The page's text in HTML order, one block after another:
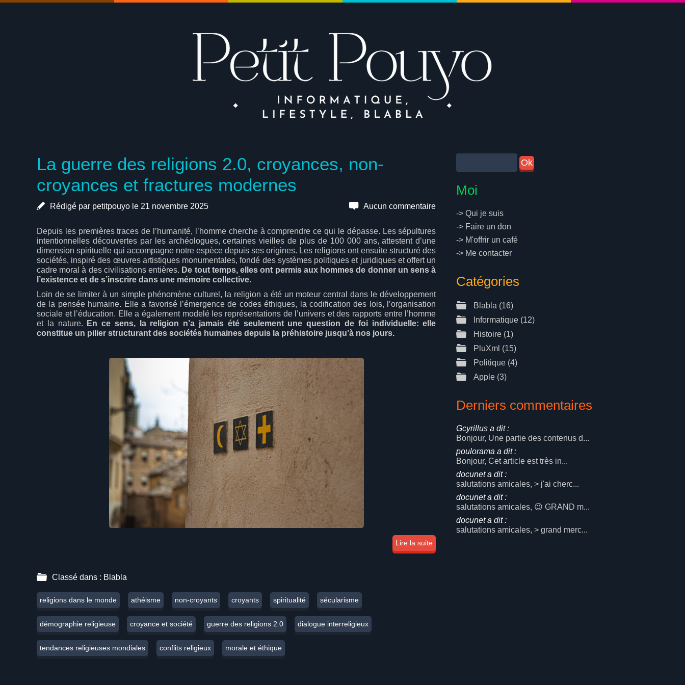
La guerre des religions 2.0, croyances, non-
croyances et fractures modernes
Rédigé par petitpouyo le 21 novembre 2025 Aucun commentaire
Depuis les premières traces de l’humanité, l’homme cherche à comprendre ce qui le dépasse. Les sépultures
intentionnelles découvertes par les archéologues, certaines vieilles de plus de 100 000 ans, attestent d’une
dimension spirituelle qui accompagne notre espèce depuis ses origines. Les religions ont ensuite structuré des
sociétés, inspiré des œuvres artistiques monumentales, fondé des systèmes politiques et juridiques et offert un
cadre moral à des civilisations entières. De tout temps, elles ont permis aux hommes de donner un sens à
l’existence et de s’inscrire dans une mémoire collective.
Loin de se limiter à un simple phénomène culturel, la religion a été un moteur central dans le développement
de la pensée humaine. Elle a favorisé l’émergence de codes éthiques, la codification des lois, l’organisation
sociale et l’éducation. Elle a également modelé les représentations de l’univers et des rapports entre l’homme
et la nature.
En ce sens, la religion n’a jamais été seulement une question de foi individuelle: elle
constitue un pilier structurant des sociétés humaines depuis la préhistoire jusqu’à nos jours.
Lire la suite
Classé dans : Blabla
religions dans le monde athéisme non-croyants croyants spiritualité sécularisme
démographie religieuse croyance et société guerre des religions 2.0 dialogue interreligieux
tendances religieuses mondiales conflits religieux morale et éthique
Moi
->Qui je suis
-> Faire un don
-> M'offrir un café
-> Me contacter
Catégories
Blabla (16)
Informatique (12)
Histoire (1)
PluXml (15)
Politique (4)
Apple (3)
Derniers commentaires
Gcyrillus a dit :
Bonjour, Une partie des contenus d...
poulorama a dit :
Bonjour, Cet article est très in...
docunet a dit :
salutations amicales, > j'ai cherc...
docunet a dit :
salutations amicales, 😉 GRAND m...
docunet a dit :
salutations amicales, > grand merc...